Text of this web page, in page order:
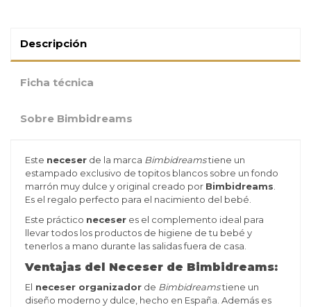
Descripción
Ficha técnica
Sobre Bimbidreams
Este neceserde la marca Bimbidreamstiene un
estampado exclusivo de topitos blancos sobre un fondo
marrón muy dulce y original creado por Bimbidreams
Es el regalo perfecto para el nacimiento del bebé.
Este práctico neceseres el complemento ideal para
llevar todos los productos de higiene de tu bebé y
tenerlos a mano durante las salidas fuera de casa.
Ventajas del Neceser de Bimbidreams:
El neceser organizadorde Bimbidreamstiene un
diseño moderno y dulce, hecho en España. Además es